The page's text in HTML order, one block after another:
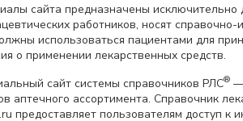
сайта предназначены исключительно
работников, носят
использоваться пациентами для
о применении лекарственных средств.
сайт системы справочников РЛС® —
аптечного ассортимента. Справочник
предоставляет пользователям доступ к